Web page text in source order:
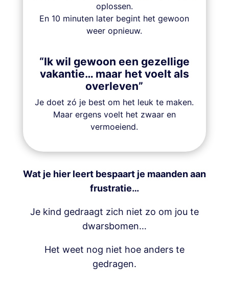
oplossen.
En 10 minuten later begint het gewoon
weer opnieuw.
“Ik wil gewoon een gezellige
vakantie… maar het voelt als
overleven”
Je doet zó je best om het leuk te maken.
Maar ergens voelt het zwaar en
vermoeiend.
Wat je hier leert bespaart je maanden aan
frustratie…
Je kind gedraagt zich niet zo om jou te
dwarsbomen…
Het weet nog niet hoe anders te
gedragen.